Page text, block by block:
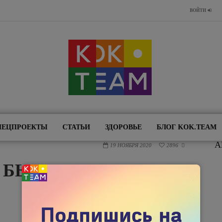
ВОЙТИ
СТАТЬИ ЗДОРОВЬЕ БЛОГ KOK.TEAM
19 НОЯБРЯ 2020 2896 
ГЕЕМ?